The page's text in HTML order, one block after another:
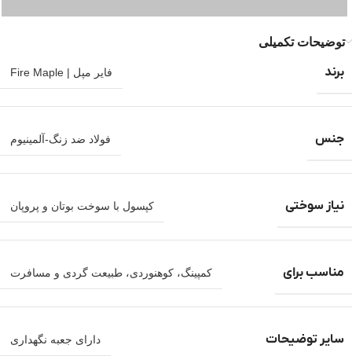
توضیحات تکمیلی
برند فایر مپل | Fire Maple
جنس فولاد ضد زنگ-آلمینیوم
نیاز سوختی کپسول با سوخت بوتان و پروپان
مناسب برای کمپینگ، کوهنوردی، طبیعت گردی و مسافرت
سایر توضیحات دارای جعبه نگهداری